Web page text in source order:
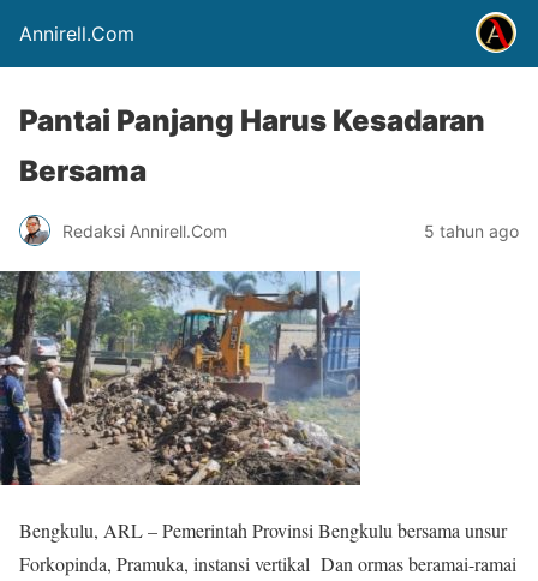
Annirell.Com
Pantai Panjang Harus Kesadaran
Bersama
Redaksi Annirell.Com 5 tahun ago
Bengkulu, ARL – Pemerintah Provinsi Bengkulu bersama unsur
Forkopinda, Pramuka, instansi vertikal Dan ormas beramai-ramai